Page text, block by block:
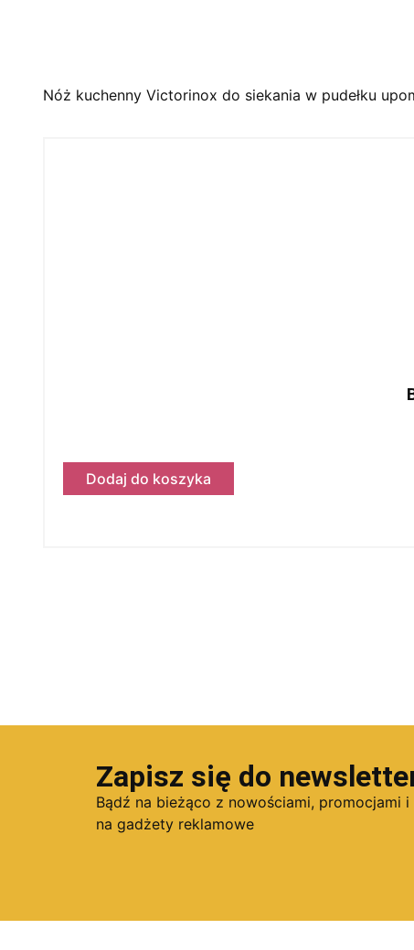
Nóż kuchenny Victorinox do siekania w pudełku
Dodaj do koszyka
Zapisz się do
Bądź na bieżąco z nowościami, promocjami i
na gadżety reklamowe